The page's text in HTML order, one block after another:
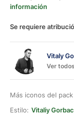
información
Se requiere
Vitaly
Ver
Más iconos del pack
Estilo: Vitaliy